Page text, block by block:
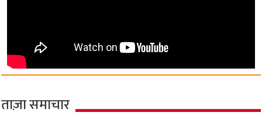
ताज़ा समाचार